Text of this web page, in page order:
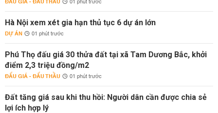
01 phút trước
Hà Nội xem xét gia hạn thủ tục 6 dự án lớn
DỰ ÁN 01 phút trước
Phú Thọ đấu giá 30 thửa đất tại xã Tam Dương Bắc, khởi
điểm 2,3 triệu đồng/m2
ĐẤU GIÁ - ĐẤU THẦU 01 phút trước
Đất tăng giá sau khi thu hồi: Người dân cần được chia sẻ
lợi ích hợp lý